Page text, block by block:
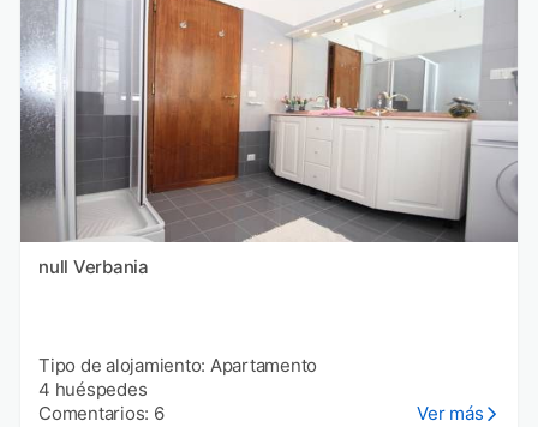
null Verbania
Tipo de alojamiento: Apartamento
4 huéspedes
Comentarios: 6
Ver más